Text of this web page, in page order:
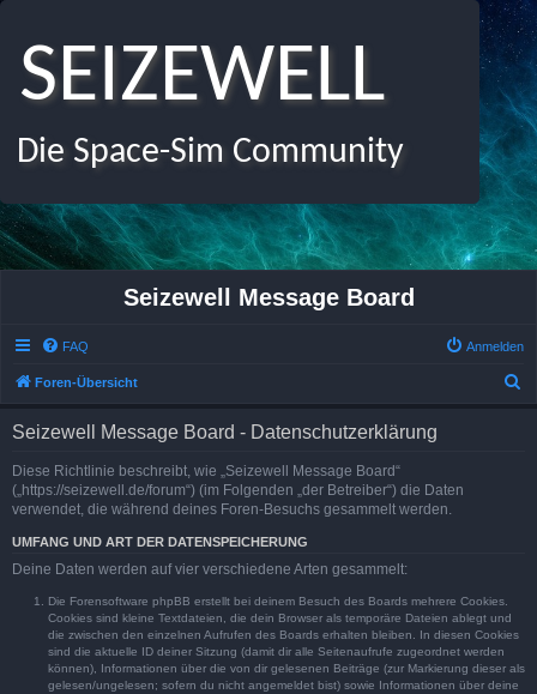
SEIZEWELL
Die Space-Sim Community
Seizewell Message Board
FAQ Anmelden
Foren-Übersicht
Seizewell Message Board - Datenschutzerklärung
Diese Richtlinie beschreibt, wie „Seizewell Message Board“
(„https://seizewell.de/forum“) (im Folgenden „der Betreiber“) die Daten
verwendet, die während deines Foren-Besuchs gesammelt werden.
UMFANG UND ART DER DATENSPEICHERUNG
Deine Daten werden auf vier verschiedene Arten gesammelt:
Die Forensoftware phpBB erstellt bei deinem Besuch des Boards mehrere Cookies.
Cookies sind kleine Textdateien, die dein Browser als temporäre Dateien ablegt und
die zwischen den einzelnen Aufrufen des Boards erhalten bleiben. In diesen Cookies
sind die aktuelle ID deiner Sitzung (damit dir alle Seitenaufrufe zugeordnet werden
können), Informationen über die von dir gelesenen Beiträge (zur Markierung dieser als
gelesen/ungelesen; sofern du nicht angemeldet bist) sowie Informationen über deine